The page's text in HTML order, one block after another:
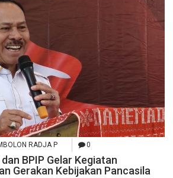
RADJA P 0
BPIP Gelar Kegiatan
Gerakan Kebijakan Pancasila